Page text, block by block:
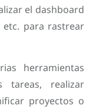
el dashboard
para rastrear
herramientas
tareas, realizar
proyectos o